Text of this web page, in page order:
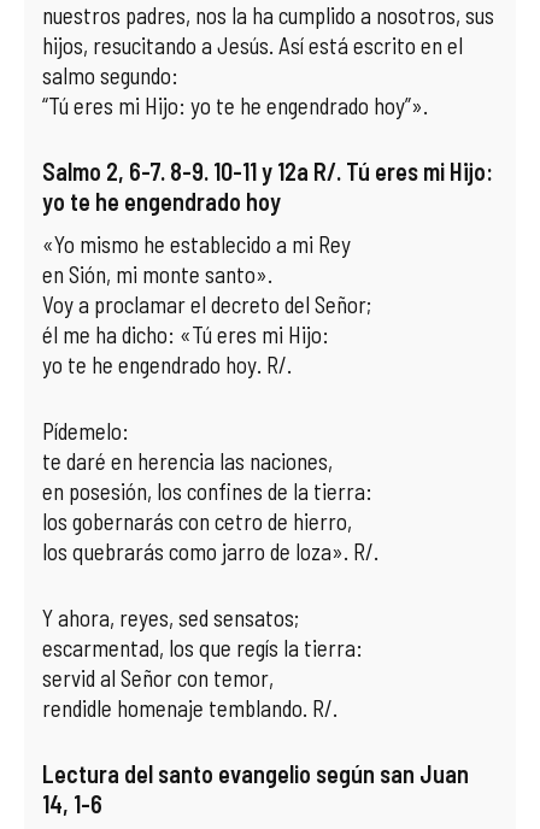
nuestros padres, nos la ha cumplido a nosotros, sus
hijos, resucitando a Jesús. Así está escrito en el
salmo segundo:
“Tú eres mi Hijo: yo te he engendrado hoy”».
Salmo 2, 6-7. 8-9. 10-11 y 12a R/. Tú eres mi Hijo:
yo te he engendrado hoy
«Yo mismo he establecido a mi Rey
en Sión, mi monte santo».
Voy a proclamar el decreto del Señor;
él me ha dicho: «Tú eres mi Hijo:
yo te he engendrado hoy. R/.
Pídemelo:
te daré en herencia las naciones,
en posesión, los confines de la tierra:
los gobernarás con cetro de hierro,
los quebrarás como jarro de loza». R/.
Y ahora, reyes, sed sensatos;
escarmentad, los que regís la tierra:
servid al Señor con temor,
rendidle homenaje temblando. R/.
Lectura del santo evangelio según san Juan
14, 1-6